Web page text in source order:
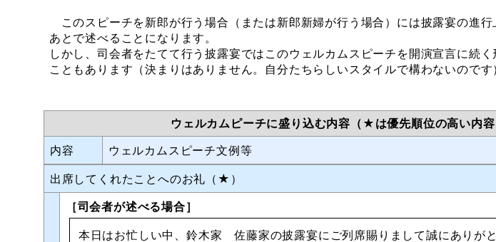
このスピーチを新郎が行う場合（または新郎新婦が行う場合）には披露宴の進
あとで述べることになります。
しかし、司会者をたてて行う披露宴ではこのウェルカムスピーチを開演宣言に続
こともあります（決まりはありません。自分たちらしいスタイルで構わないのです
ウェルカムピーチに盛り込む内容（★は優先順位の高い内容
内容
ウェルカムスピーチ文例等
出席してくれたことへのお礼（★）
［司会者が述べる場合］
本日はお忙しい中、鈴木家 佐藤家の披露宴にご列席賜りまして誠にありがと